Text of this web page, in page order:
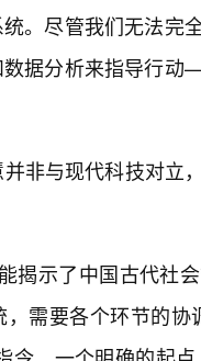
。尽管我们无法完
据分析来指导行动
非与现代科技对立
揭示了中国古代社
需要各个环节的